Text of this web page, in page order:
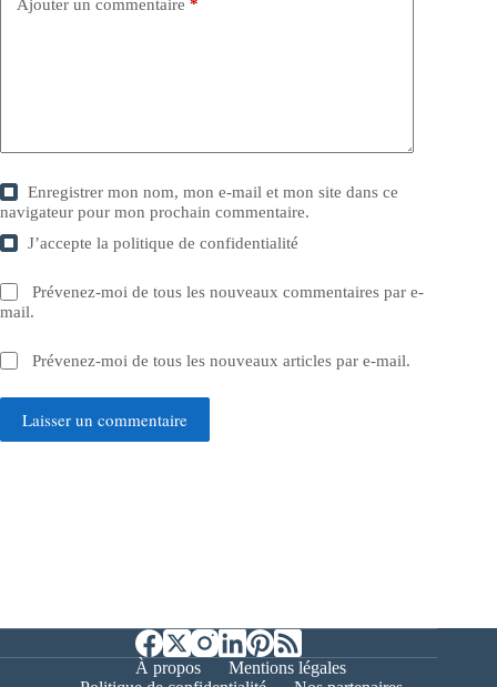
Ajouter un commentaire *
Enregistrer mon nom, mon e-mail et mon site dans ce
navigateur pour mon prochain commentaire.
J’accepte lapolitique de confidentialité
Prévenez-moi de tous les nouveaux commentaires par e-
mail.
Prévenez-moi de tous les nouveaux articles par e-mail.
Laisser un commentaire
À propos
Mentions légales